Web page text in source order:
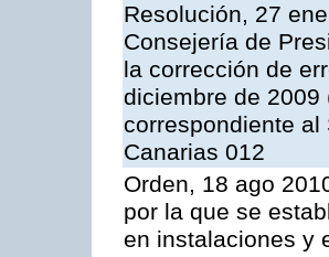
Resolución, 27
Consejería de
la corrección de
diciembre de 2009
correspondiente al
Canarias 012
Orden, 18 ago
por la que se
en instalaciones y